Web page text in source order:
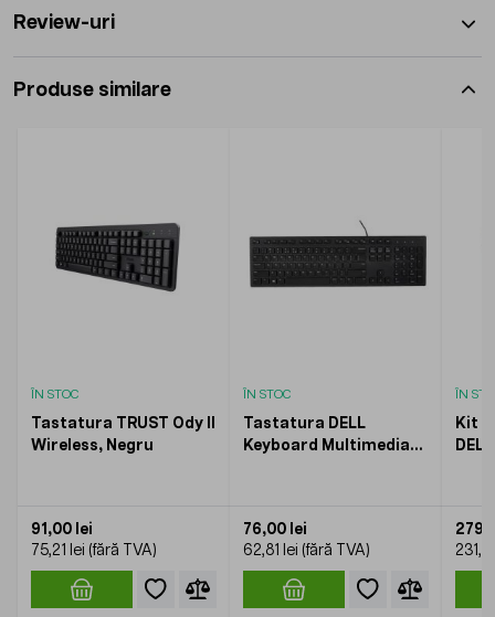
Review-uri
Produse similare
ÎN STOC
Tastatura TRUST Ody II
Wireless, Negru
91,00 lei
75,21 lei
ÎN STOC
Tastatura DELL
Keyboard Multimedia
76,00 lei
62,81 lei
ÎN
Kit